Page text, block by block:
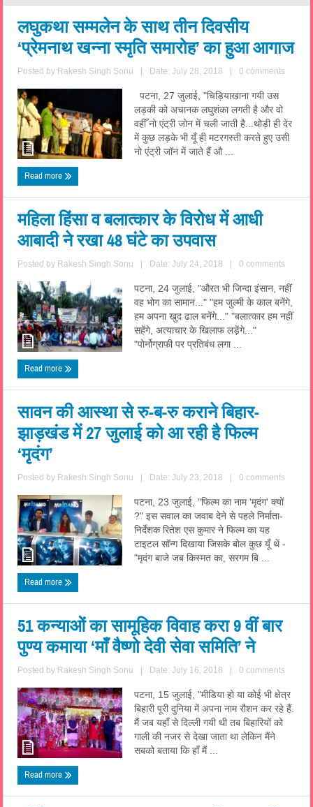
लघुकथा सम्मलेन के साथ तीन दिवसीय
‘प्रेमनाथ खन्ना स्मृति समारोह’ का हुआ आगाज
Posted by Rakesh Singh Sonu Date: July 28, 2018 0 comments
पटना, 27 जुलाई, "चिड़ियाखाना गयी उस
लड़की को अचानक लघुशंका लगती है और वो
वहीँ नो एंट्री जोन में चली जाती है...थोड़ी ही देर
में कुछ लड़के भी यूँ ही मटरगस्ती करते हुए उसी
नो एंट्री जॉन में जाते हैं औ ...
Read more
महिला हिंसा व बलात्कार के विरोध में आधी
आबादी ने रखा 48 घंटे का उपवास
Posted by Rakesh Singh Sonu Date: July 24, 2018 0 comments
पटना, 24 जुलाई, "औरत भी जिन्दा इंसान, नहीं
वह भोग का सामान..." "हम जुल्मी के काल बनेंगे,
हम अपना खुद ढाल बनेंगे..." "बलात्कार हम नहीं
सहेंगे, अत्याचार के खिलाफ लड़ेंगे..."
"पोर्नोग्राफी पर प्रतिबंध लगा ...
Read more
सावन की आस्था से रु-ब-रु कराने बिहार-
झाड़खंड में 27 जुलाई को आ रही है फिल्म
‘मृदंग’
Posted by Rakesh Singh Sonu Date: July 23, 2018 0 comments
पटना, 23 जुलाई, "फिल्म का नाम 'मृदंग' क्यों
?" इस सवाल का जवाब देने से पहले निर्माता-
निर्देशक रितेश एस कुमार ने फिल्म का यह
टाइटल सॉन्ग दिखाया जिसके बोल कुछ यूँ थें -
"मृदंग बाजे जब किस्मत का, सरगम बि ...
Read more
51 कन्याओं का सामूहिक विवाह करा 9 वीं बार
पुण्य कमाया ‘माँ वैष्णो देवी सेवा समिति’ ने
Posted by Rakesh Singh Sonu Date: July 16, 2018 0 comments
पटना, 15 जुलाई, "मीडिया हो या कोई भी क्षेत्र
बिहारी पूरी दुनिया में अपना नाम रौशन कर रहे हैं.
मैं जब यहाँ से दिल्ली गयी थी तब बिहारियों को
गाली की नजर से देखा जाता था लेकिन मैंने
सबको बताया कि हाँ मैं ...
Read more